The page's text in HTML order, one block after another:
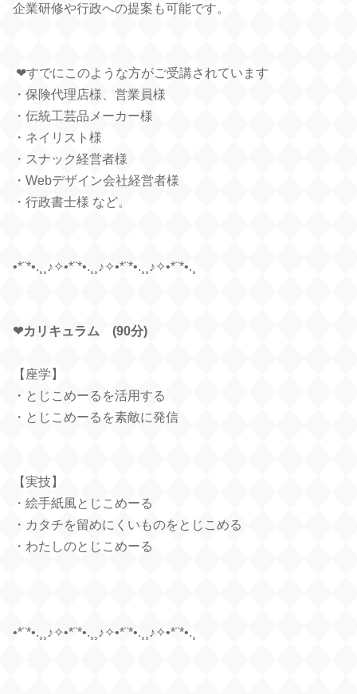
企業研修や行政への提案も可能です。
❤︎すでにこのような方がご受講されています
・保険代理店様、営業員様
・伝統工芸品メーカー様
・ネイリスト様
・スナック経営者様
・Webデザイン会社経営者様
・行政書士様 など。
•*¨*•.¸¸♪✧•*¨*•.¸¸♪✧•*¨*•.¸¸♪✧•*¨*•.¸
❤︎カリキュラム (90分)
【座学】
・とじこめーるを活用する
・とじこめーるを素敵に発信
【実技】
・絵手紙風とじこめーる
・カタチを留めにくいものをとじこめる
・わたしのとじこめーる
•*¨*•.¸¸♪✧•*¨*•.¸¸♪✧•*¨*•.¸¸♪✧•*¨*•.¸